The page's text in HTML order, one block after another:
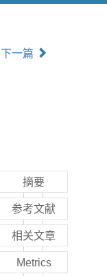
下一篇
摘要
参考文献
相关文章
Metrics